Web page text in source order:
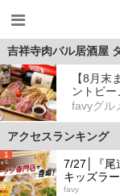
吉祥寺肉バル居酒屋
【8月末
ントビー
favyグル
アクセスランキング
1
7/27│『尾
キッズラ
favy